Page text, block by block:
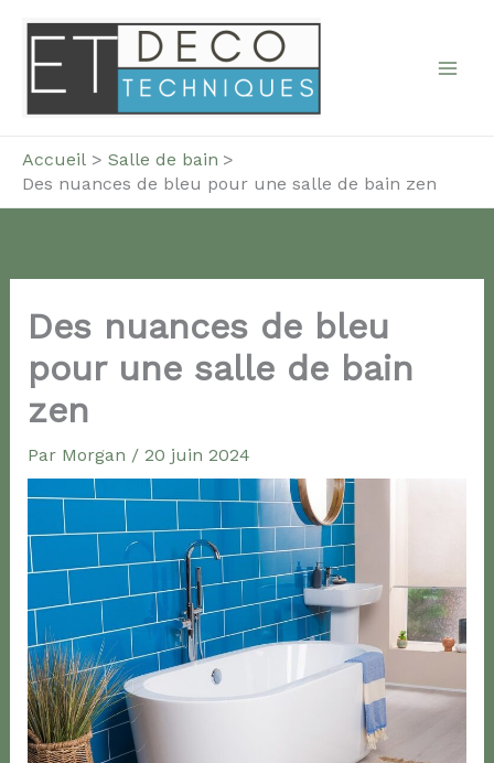
contenu
Accueil
Salle de bain
Des nuances de bleu pour une salle de bain zen
Des nuances de bleu
pour une salle de bain
zen
Par Morgan / 20 juin 2024